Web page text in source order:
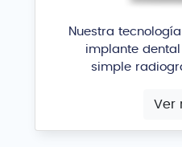
Nuestra
implante
simple
Ver